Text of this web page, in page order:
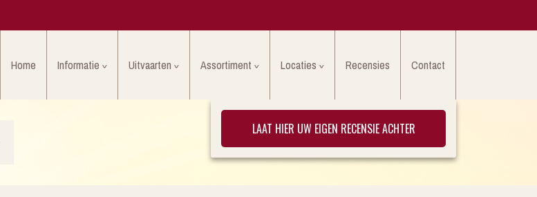
Home Informatie Uitvaarten Assortiment Locaties Recensies Contact
LAAT HIER UW EIGEN RECENSIE ACHTER